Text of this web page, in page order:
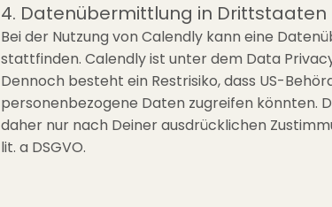
4. Datenübermittlung in Drittstaaten
Bei der Nutzung von Calendly kann eine
stattfinden. Calendly ist unter dem Data
Dennoch besteht ein Restrisiko, dass US-
personenbezogene Daten zugreifen könnten.
daher nur nach Deiner ausdrücklichen
lit. a DSGVO.